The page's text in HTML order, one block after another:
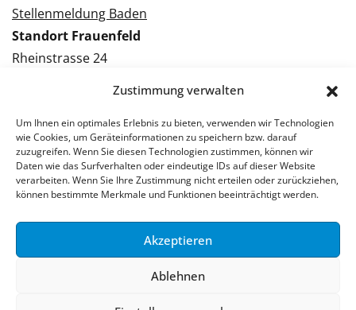
Zustimmung verwalten
Um Ihnen ein optimales Erlebnis zu bieten, verwenden wir Technologien
wie Cookies, um Geräteinformationen zu speichern bzw. darauf
zuzugreifen. Wenn Sie diesen Technologien zustimmen, können wir
Daten wie das Surfverhalten oder eindeutige IDs auf dieser Website
verarbeiten. Wenn Sie Ihre Zustimmung nicht erteilen oder zurückziehen,
können bestimmte Merkmale und Funktionen beeinträchtigt werden.
Akzeptieren
Ablehnen
Stellenmeldung Baden
Standort Frauenfeld
Rheinstrasse 24
Kontakt Frauenfeld
Bewerben Frauenfeld
Stellenmeldung Frauenfeld
© 2026 Stellenpartner AG
Datenschutzerklärung